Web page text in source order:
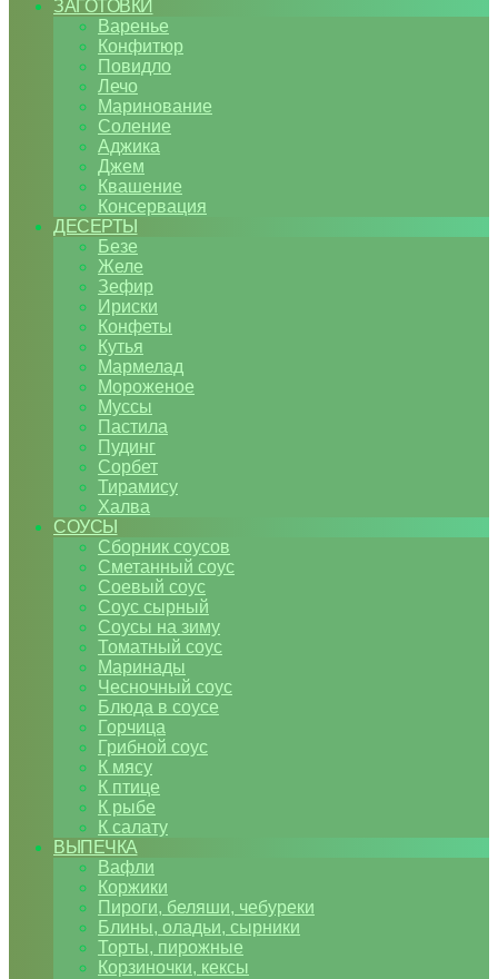
ЗАГОТОВКИ
Варенье
Конфитюр
Повидло
Лечо
Маринование
Соление
Аджика
Джем
Квашение
Консервация
ДЕСЕРТЫ
Безе
Желе
Зефир
Ириски
Конфеты
Кутья
Мармелад
Мороженое
Муссы
Пастила
Пудинг
Сорбет
Тирамису
Халва
СОУСЫ
Сборник соусов
Сметанный соус
Соевый соус
Соус сырный
Соусы на зиму
Томатный соус
Маринады
Чесночный соус
Блюда в соусе
Горчица
Грибной соус
К мясу
К птице
К рыбе
К салату
ВЫПЕЧКА
Вафли
Коржики
Пироги, беляши, чебуреки
Блины, оладьи, сырники
Торты, пирожные
Корзиночки, кексы